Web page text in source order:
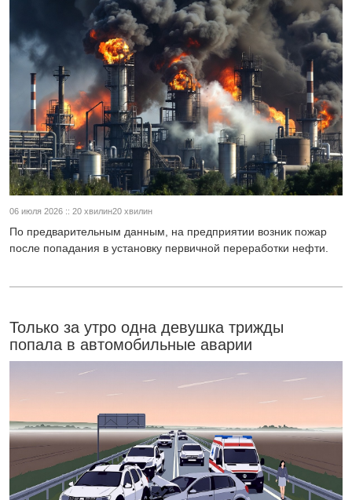
06 июля 2026 :: 20 хвилин20 хвилин
По предварительным данным, на предприятии возник пожар
после попадания в установку первичной переработки нефти.
Только за утро одна девушка трижды
попала в автомобильные аварии